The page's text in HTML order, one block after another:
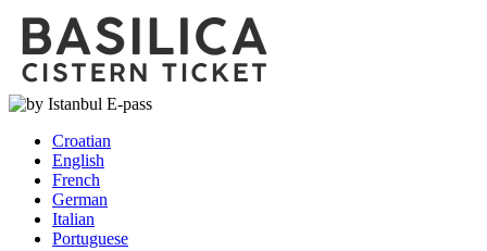
Croatian
English
French
German
Italian
Portuguese